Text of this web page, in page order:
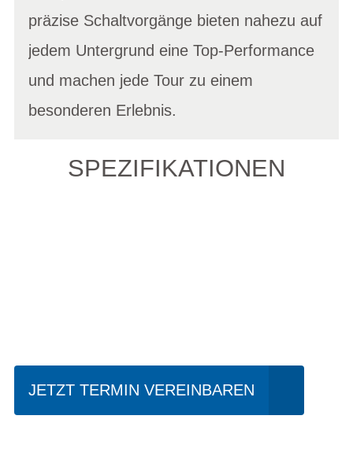
präzise Schaltvorgänge bieten nahezu auf
jedem Untergrund eine Top-Performance
und machen jede Tour zu einem
besonderen Erlebnis.
SPEZIFIKATIONEN
JETZT TERMIN VEREINBAREN